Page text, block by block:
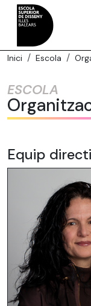
Inici Escola
ESCOLA
Equip